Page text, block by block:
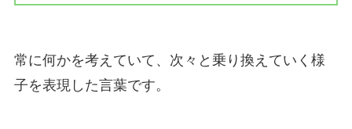
常に何かを考えていて、次々と乗り換えていく様
子を表現した言葉です。